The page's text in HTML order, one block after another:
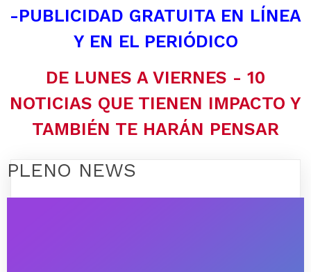
-PUBLICIDAD GRATUITA EN LÍNEA
Y EN EL PERIÓDICO
DE LUNES A VIERNES - 10
NOTICIAS QUE TIENEN IMPACTO Y
TAMBIÉN TE HARÁN PENSAR
PLENO NEWS